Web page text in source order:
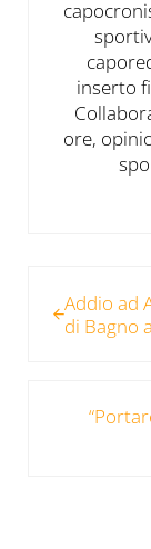
inserto
ore,
Addio ad
di Bagno